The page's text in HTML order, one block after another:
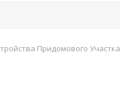
Придомового Участка